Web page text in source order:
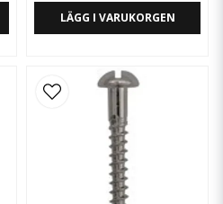
LÄGG I VARUKORGEN